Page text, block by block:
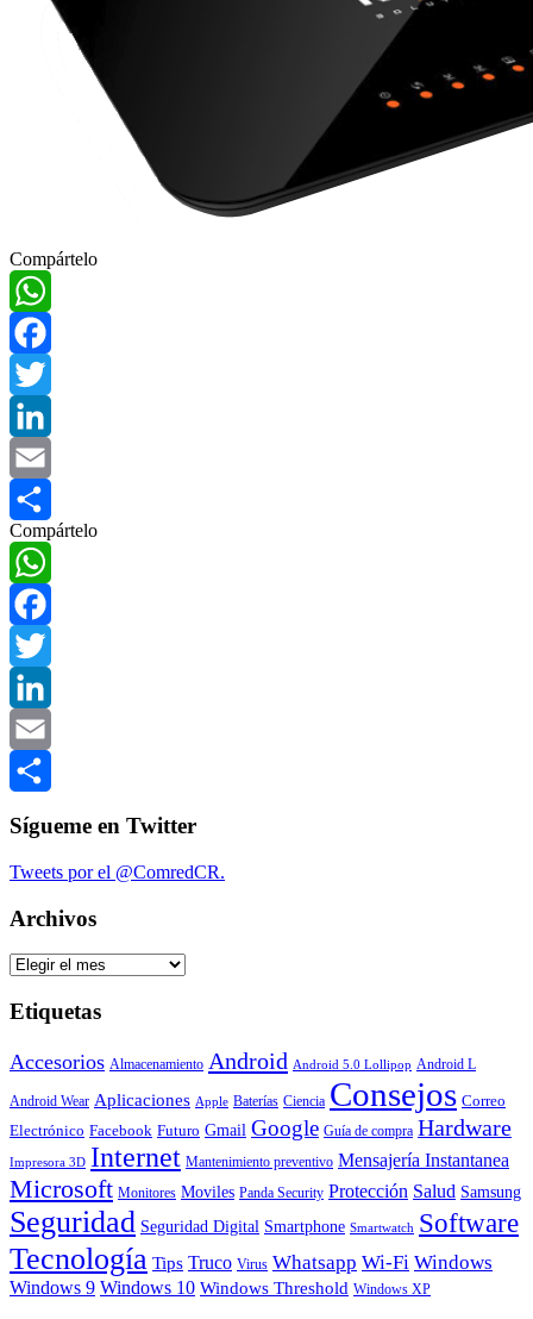
Compártelo
WhatsApp
Facebook
Twitter
LinkedIn
Email
Compartir
Compártelo
WhatsApp
Facebook
Twitter
LinkedIn
Email
Compartir
Sígueme en Twitter
Tweets por el @ComredCR.
Archivos
Archivos
Etiquetas
Accesorios Almacenamiento Android Android 5.0 Lollipop Android L
Android Wear Aplicaciones Apple Baterías Ciencia Consejos Correo
Electrónico Facebook Futuro Gmail Google Guía de compra Hardware
Impresora 3D Internet Mantenimiento preventivo Mensajería Instantanea
Microsoft Monitores Moviles Panda Security Protección Salud Samsung
Seguridad Seguridad Digital Smartphone Smartwatch Software
Tecnología Tips Truco Virus Whatsapp Wi-Fi Windows
Windows 9 Windows 10 Windows Threshold Windows XP